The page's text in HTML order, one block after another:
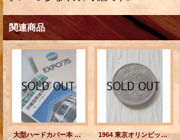
関連商品
大型ハードカバー本 EXPO'75 沖縄国際海洋博覧会 海ーその望ましい未来 (1975) 国際情報社 103ページ 1964 東京オリンピック １００円玉 5枚セット 表面：TOKYO 1964 100 昭和３９年 裏面：日本国 百円